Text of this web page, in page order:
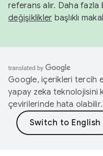
referans alır. Daha
değişiklikler başlıklı
Google, içerikleri tercih
yapay zeka teknolojisini
çevirilerinde hata olabilir.